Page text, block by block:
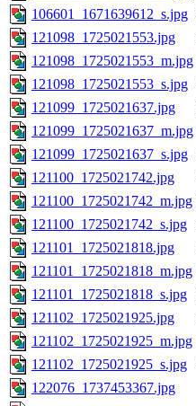
106601_1671639612_s.jpg
121098_1725021553.jpg
121098_1725021553_m.jpg
121098_1725021553_s.jpg
121099_1725021637.jpg
121099_1725021637_m.jpg
121099_1725021637_s.jpg
121100_1725021742.jpg
121100_1725021742_m.jpg
121100_1725021742_s.jpg
121101_1725021818.jpg
121101_1725021818_m.jpg
121101_1725021818_s.jpg
121102_1725021925.jpg
121102_1725021925_m.jpg
121102_1725021925_s.jpg
122076_1737453367.jpg